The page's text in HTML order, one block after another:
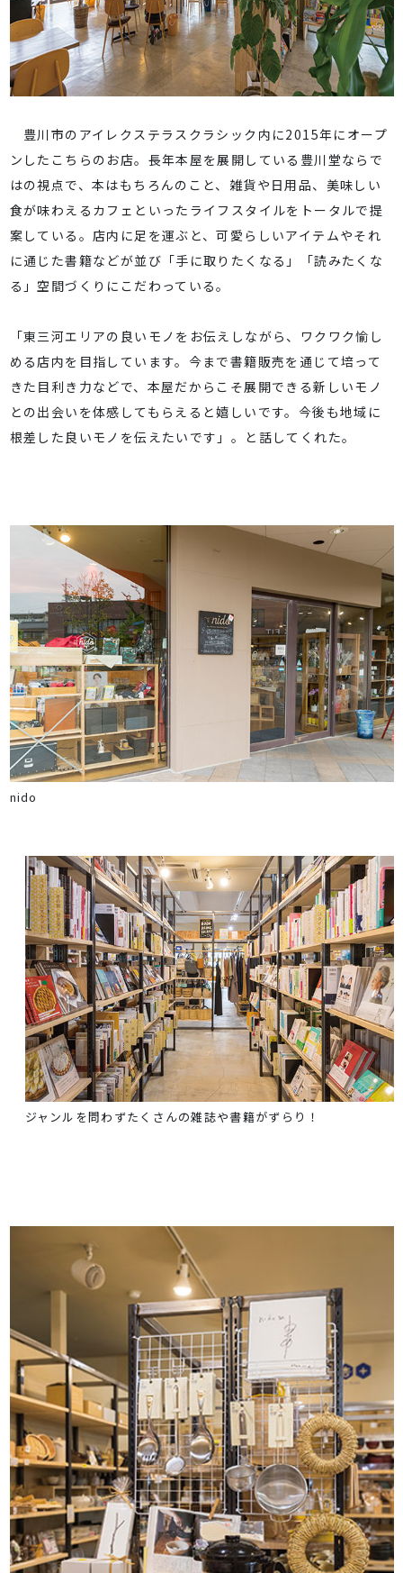
豊川市のアイレクステラスクラシック内に2015年にオープ
ンしたこちらのお店。長年本屋を展開している豊川堂ならで
はの視点で、本はもちろんのこと、雑貨や日用品、美味しい
食が味わえるカフェといったライフスタイルをトータルで提
案している。店内に足を運ぶと、可愛らしいアイテムやそれ
に通じた書籍などが並び「手に取りたくなる」「読みたくな
る」空間づくりにこだわっている。
「東三河エリアの良いモノをお伝えしながら、ワクワク愉し
める店内を目指しています。今まで書籍販売を通じて培って
きた目利き力などで、本屋だからこそ展開できる新しいモノ
との出会いを体感してもらえると嬉しいです。今後も地域に
根差した良いモノを伝えたいです」。と話してくれた。
nido
ジャンルを問わずたくさんの雑誌や書籍がずらり！